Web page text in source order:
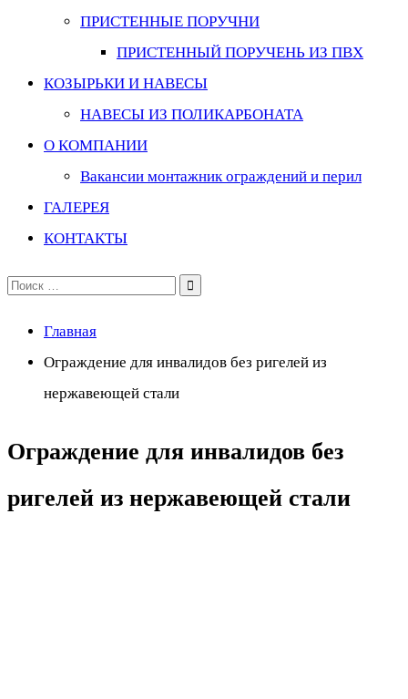
ПРИСТЕННЫЕ ПОРУЧНИ
ПРИСТЕННЫЙ ПОРУЧЕНЬ ИЗ ПВХ
КОЗЫРЬКИ И НАВЕСЫ
НАВЕСЫ ИЗ ПОЛИКАРБОНАТА
О КОМПАНИИ
Вакансии монтажник ограждений и перил
ГАЛЕРЕЯ
КОНТАКТЫ
Поиск
Главная
Ограждение для инвалидов без ригелей из
нержавеющей стали
Ограждение для инвалидов без
ригелей из нержавеющей стали